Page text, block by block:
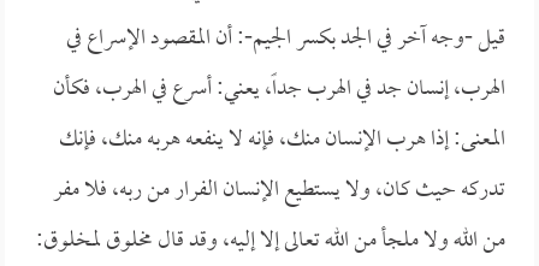
قيل -وجه آخر في الجد بكسر الجيم-: أن المقصود الإسراع في
الهرب، إنسان جد في الهرب جداً، يعني: أسرع في الهرب، فكأن
المعنى: إذا هرب الإنسان منك، فإنه لا ينفعه هربه منك، فإنك
تدركه حيث كان، ولا يستطيع الإنسان الفرار من ربه، فلا مفر
من الله ولا ملجأ من الله تعالى إلا إليه، وقد قال مخلوق لمخلوق: